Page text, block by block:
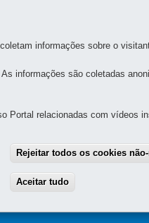
informações sobre o
informações são coletadas
Portal relacionadas com vídeos
Rejeitar todos os cookies
Aceitar tudo